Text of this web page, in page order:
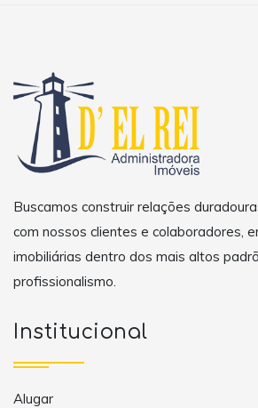
Buscamos construir relações
com nossos clientes e colaboradores,
imobiliárias dentro dos mais altos
profissionalismo.
Institucional
Alugar